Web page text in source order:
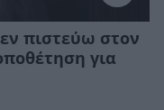
πιστεύω στον
για